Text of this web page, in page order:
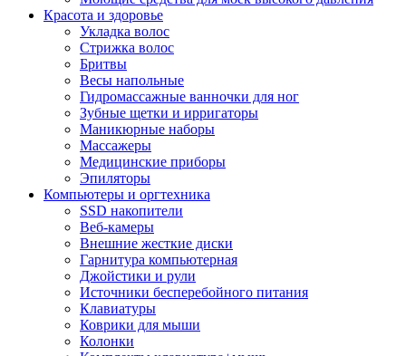
Красота и здоровье
Укладка волос
Стрижка волос
Бритвы
Весы напольные
Гидромассажные ванночки для ног
Зубные щетки и ирригаторы
Маникюрные наборы
Массажеры
Медицинские приборы
Эпиляторы
Компьютеры и оргтехника
SSD накопители
Веб-камеры
Внешние жесткие диски
Гарнитура компьютерная
Джойстики и рули
Источники бесперебойного питания
Клавиатуры
Коврики для мыши
Колонки